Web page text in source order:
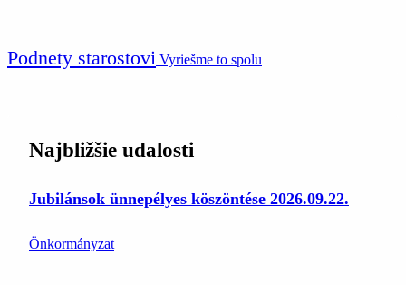
Podnety starostovi Vyriešme to spolu
Najbližšie udalosti
Jubilánsok ünnepélyes köszöntése 2026.09.22.
Önkormányzat